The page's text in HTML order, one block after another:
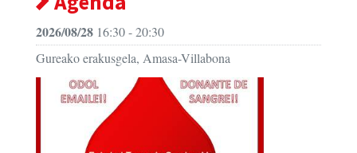
2026/08/28 16:30 - 20:30
Gureako erakusgela, Amasa-Villabona